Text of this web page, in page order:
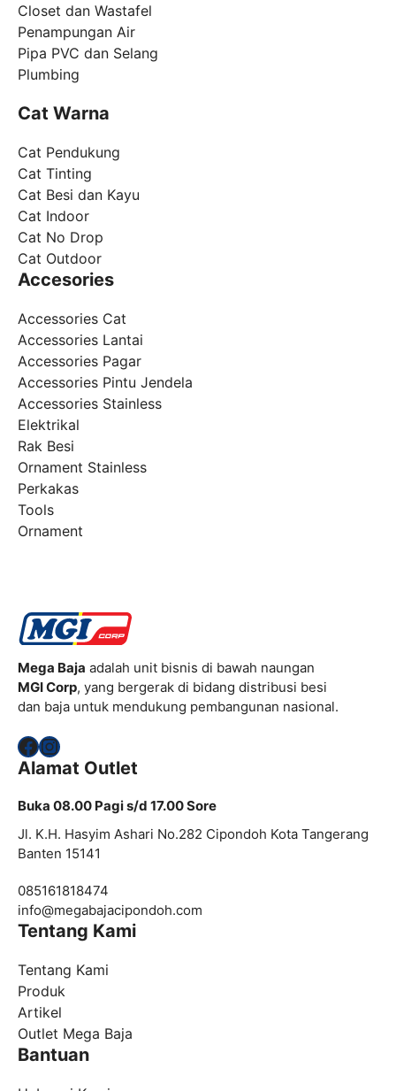
Closet dan Wastafel
Penampungan Air
Pipa PVC dan Selang
Plumbing
Cat Warna
Cat Pendukung
Cat Tinting
Cat Besi dan Kayu
Cat Indoor
Cat No Drop
Cat Outdoor
Accesories
Accessories Cat
Accessories Lantai
Accessories Pagar
Accessories Pintu Jendela
Accessories Stainless
Elektrikal
Rak Besi
Ornament Stainless
Perkakas
Tools
Ornament
Mega Baja adalah unit bisnis di bawah naungan
MGI Corp, yang bergerak di bidang distribusi besi
dan baja untuk mendukung pembangunan nasional.
Facebook
Instagram
Alamat Outlet
Buka 08.00 Pagi s/d 17.00 Sore
Jl. K.H. Hasyim Ashari No.282 Cipondoh Kota Tangerang
Banten 15141
085161818474
info@megabajacipondoh.com
Tentang Kami
Tentang Kami
Produk
Artikel
Outlet Mega Baja
Bantuan